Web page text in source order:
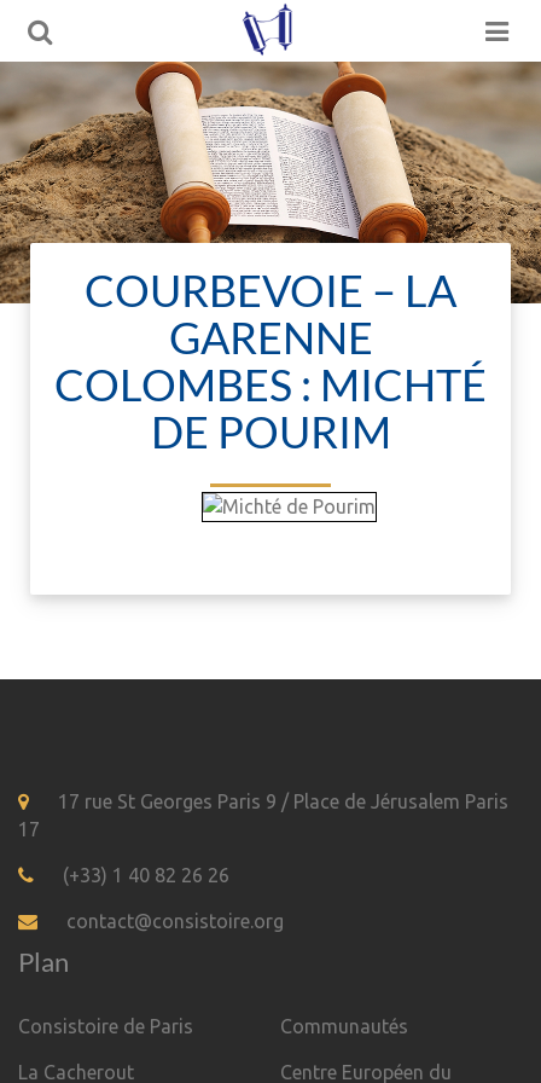
COURBEVOIE – LA
GARENNE
COLOMBES : MICHTÉ
DE POURIM
17 rue St Georges Paris 9 / Place de Jérusalem Paris
17
(+33) 1 40 82 26 26
contact@consistoire.org
Plan
Consistoire de Paris
La Cacherout
Communautés
Centre Européen du